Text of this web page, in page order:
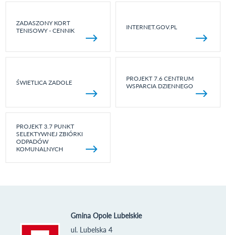
ZADASZONY KORT
TENISOWY - CENNIK
INTERNET.GOV.PL
ŚWIETLICA ZADOLE
PROJEKT 7.6 CENTRUM
WSPARCIA DZIENNEGO
PROJEKT 3.7 PUNKT
SELEKTYWNEJ ZBIÓRKI
ODPADÓW
KOMUNALNYCH
Gmina Opole Lubelskie
ul. Lubelska 4